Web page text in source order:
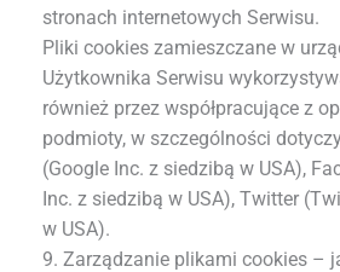
stronach internetowych Serwisu.
Pliki cookies zamieszczane w
Użytkownika Serwisu
również przez współpracujące z
podmioty, w szczególności
(Google Inc. z siedzibą w USA),
Inc. z siedzibą w USA), Twitter
w USA).
9. Zarządzanie plikami cookies –